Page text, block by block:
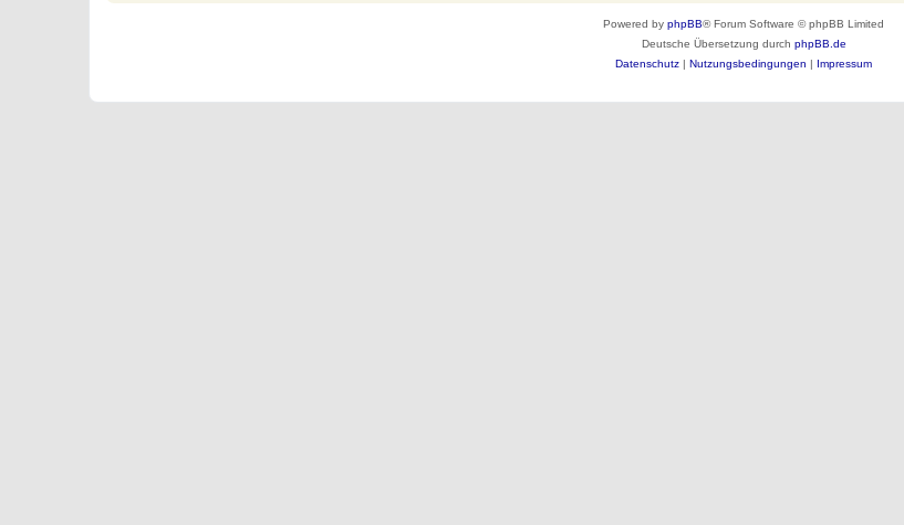
Powered by phpBB® Forum Software © phpBB Limited
Deutsche Übersetzung durch phpBB.de
Datenschutz | Nutzungsbedingungen | Impressum